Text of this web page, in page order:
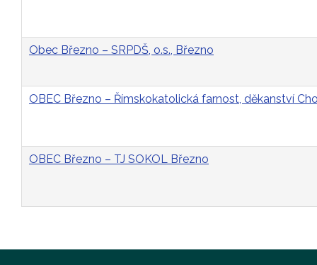
Obec Březno – SRPDŠ, o.s., Březno
OBEC Březno – Římskokatolická farnost, děkanství
OBEC Březno – TJ SOKOL Březno